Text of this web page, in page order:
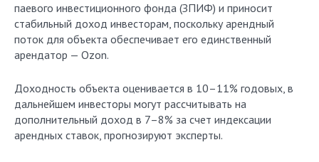
паевого инвестиционного фонда (ЗПИФ) и приносит
стабильный доход инвесторам, поскольку арендный
поток для объекта обеспечивает его единственный
арендатор — Ozon.
Доходность объекта оценивается в 10–11% годовых, в
дальнейшем инвесторы могут рассчитывать на
дополнительный доход в 7–8% за счет индексации
арендных ставок, прогнозируют эксперты.